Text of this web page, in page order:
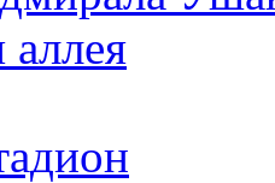
аллея